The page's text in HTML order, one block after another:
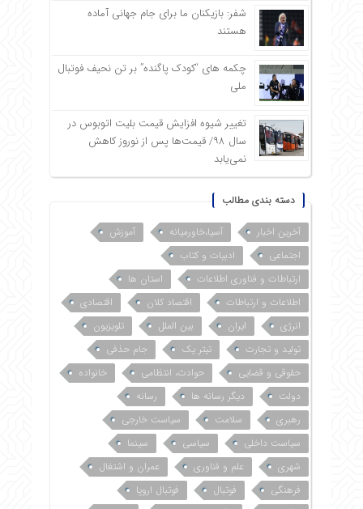
شفر: بازیکنان ما برای جام جهانی آماده
هستند
چکمه های “کودک پاگنده” بر تن نحیف فوتبال
ملی
تغییر شیوه افزایش قیمت بلیت اتوبوس در
سال ۹۸/ قیمت‌ها پس از نوروز کاهش
نمی‌یابد
دسته بندی مطالب
آخرین اخبار آسیا،خاورمیانه
آموزش
اجتماعی
ادبیات و کتاب
ارتباطات و فناوری اطلاعات
استان ها
اطلاعات و ارتباطات
اقتصاد کلان
اقتصادی
انرژی
ایران بین الملل
تلویزیون
تولید و تجارت
تیتر یک
جام حذفی
حقوقی و قضایی
حوادث، انتظامی
خانواده
دولت
دیگر رسانه ها
رسانه
رهبری
سلامت
سیاست خارجی
سیاست داخلی
سیاسی
سینما
شهری
علم و فناوری
عمران و اشتغال
فرهنگی
فوتبال
فوتبال اروپا